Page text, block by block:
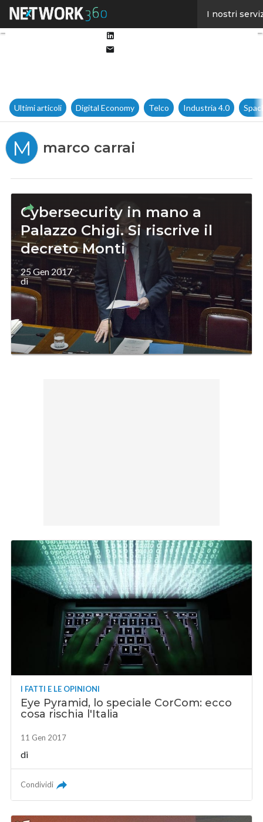
I nostri
Ultimi articoli Digital Economy Telco Industria 4.0
M marco carrai
Cybersecurity in mano a
Palazzo Chigi. Si riscrive il
decreto Monti
25 Gen 2017
di
I FATTI E LE OPINIONI
Eye Pyramid, lo speciale CorCom: ecco
cosa rischia l'Italia
11 Gen 2017
di
Condividi